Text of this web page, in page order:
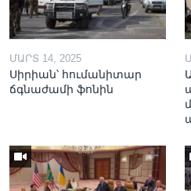
ՄԱՐՏ 14, 2025
Սիրիան՝ հումանիտար
ճգնաժամի ֆոնին